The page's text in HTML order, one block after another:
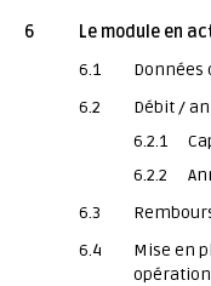
6
Le module en
6.1
Données
6.2
Débit /
6.2.1
6.2.2
6.3
6.4
Mise en